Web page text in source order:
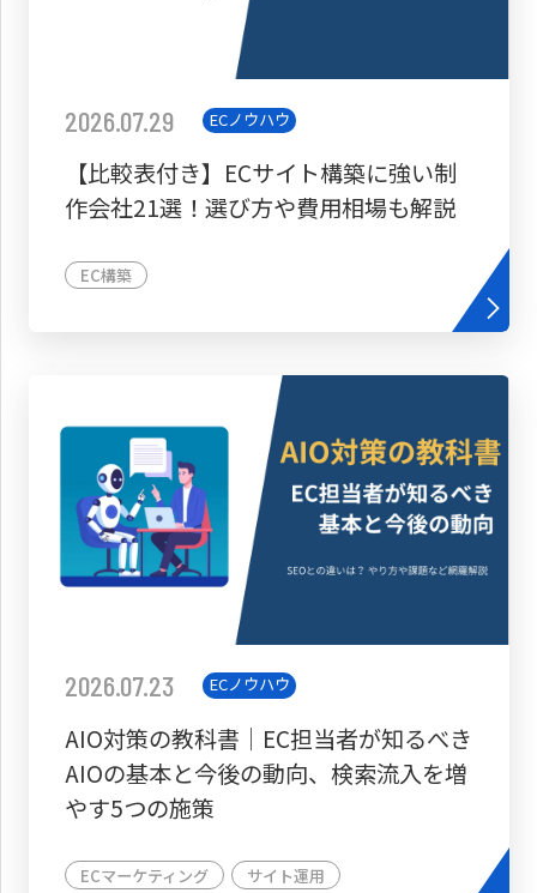
2026.07.29 ECノウハウ
【比較表付き】ECサイト構築に強い制
作会社21選！選び方や費用相場も解説
EC構築
2026.07.23 ECノウハウ
AIO対策の教科書│EC担当者が知るべき
AIOの基本と今後の動向、検索流入を増
やす5つの施策
ECマーケティング サイト運用